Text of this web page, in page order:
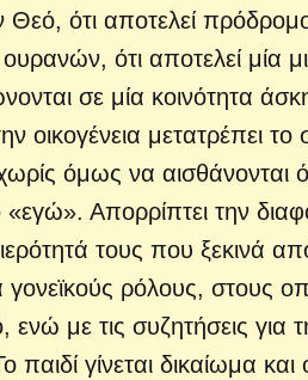
Θεό, ότι αποτελεί
ότι αποτελεί μία
σε μία
οικογένεια μετατρέπει
όμως να αισθάνονται
Απορρίπτει την
τους που ξεκινά
γονεϊκούς ρόλους, στους
με τις συζητήσεις για
παιδί γίνεται δικαίωμα